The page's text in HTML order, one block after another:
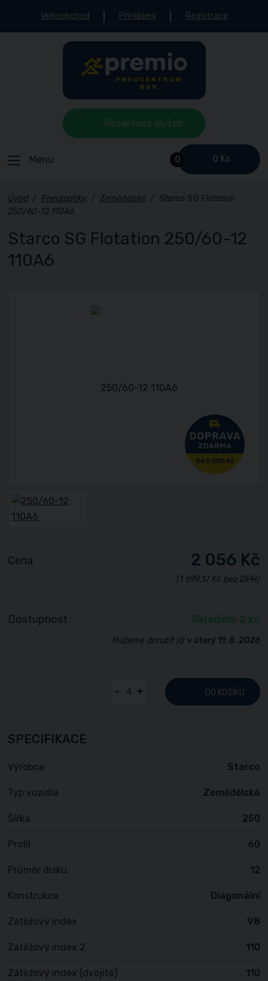
Velkoobchod Přihlášení Registrace
0 0 Kč
Menu
Rezervace služeb
Úvod / Pneumatiky / Zemědělské / Starco SG Flotation
250/60-12 110A6
Starco SG Flotation 250/60-12
110A6
Cena 2 056 Kč
(1 699,17 Kč bez DPH)
Dostupnost Skladem 2 ks
Můžeme doručit již v úterý 11. 8. 2026
- + DO KOŠÍKU
SPECIFIKACE
Výrobce Starco
Typ vozidla Zemědělské
Šířka 250
Profil 60
Průměr disku 12
Konstrukce Diagonální
Zátěžový index 98
Zátěžový index 2 110
Zátěžový index (dvojitě) 110